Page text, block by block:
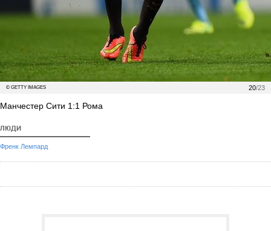
20/23
© GETTY IMAGES
Манчестер Сити 1:1 Рома
ЛЮДИ
Френк Лемпард